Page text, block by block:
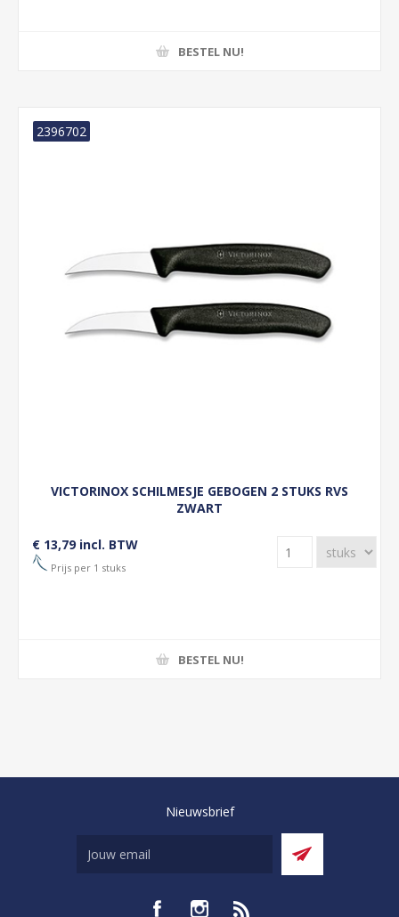
BESTEL NU!
VICTORINOX SCHILMESJE GEBOGEN 2 STUKS RVS
ZWART
2396702
€ 13,79 incl. BTW
Prijs per 1 stuks
BESTEL NU!
Nieuwsbrief